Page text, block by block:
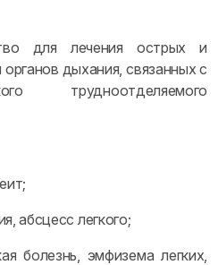
для лечения острых и
дыхания, связанных с
трудноотделяемого
абсцесс легкого;
эмфизема легких,